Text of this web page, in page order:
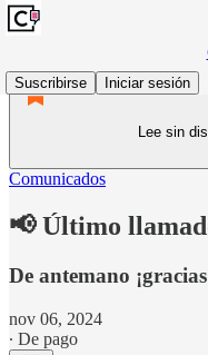
Suscribirse
Iniciar sesión
Lee sin
Comunicados
📢 Último
De antemano
nov 06, 2024
∙ De pago